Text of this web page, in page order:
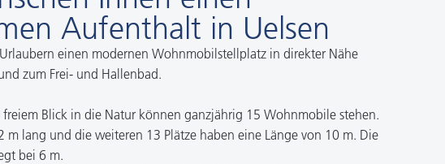
Aufenthalt in Uelsen
einen modernen Wohnmobilstellplatz in direkter Nähe
zum Frei- und Hallenbad.
Blick in die Natur können ganzjährig 15 Wohnmobile stehen.
m lang und die weiteren 13 Plätze haben eine Länge von 10 m. Die
bei 6 m.